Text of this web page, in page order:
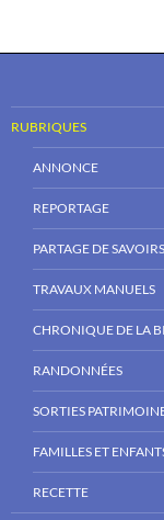
RUBRIQUES
ANNONCE
REPORTAGE
PARTAGE DE SAVOIRS
TRAVAUX MANUELS
CHRONIQUE DE LA
RANDONNÉES
SORTIES
FAMILLES ET
RECETTE